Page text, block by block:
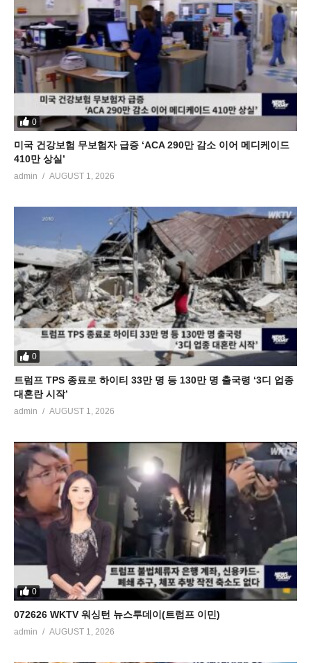
0
미국 건강보험 무보험자 급증 ‘ACA 290만 감소 이어 메디케이드
410만 상실’
admin AUGUST 1, 2026
0
트럼프 TPS 종료로 하이티 33만 명 등 130만 명 출국령 ‘3디 업종
대혼란 시작’
admin AUGUST 1, 2026
0
072626 WKTV 워싱턴 뉴스투데이(트럼프 이민)
admin AUGUST 1, 2026